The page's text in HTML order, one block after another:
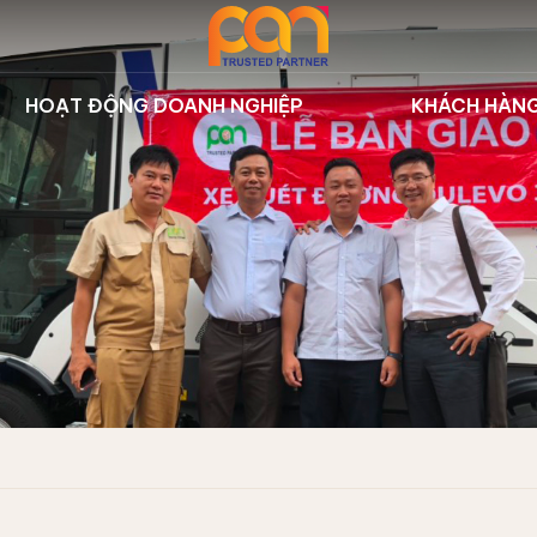
thị | Dulevo
| Nilfisk
| Hbarber
rác trên sông
lý rác | STG
HOẠT ĐỘNG DOANH NGHIỆP
Sự kiện công ty
Hoạt động đào tạo
Thư viện
KHÁCH
Dự án tiêu
Khách